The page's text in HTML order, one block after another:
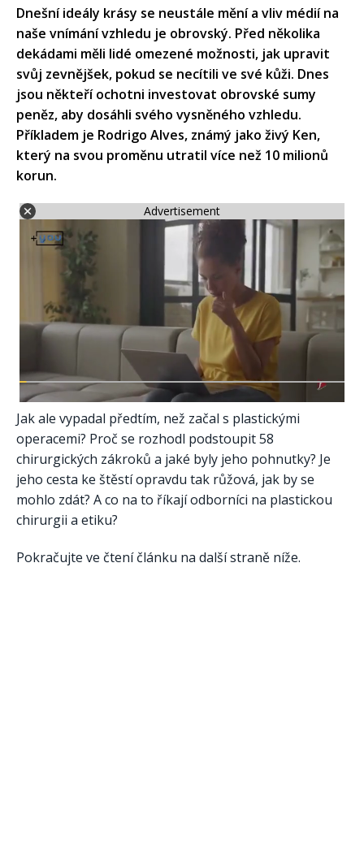
Dnešní ideály krásy se neustále mění a vliv médií na
naše vnímání vzhledu je obrovský. Před několika
dekádami měli lidé omezené možnosti, jak upravit
svůj zevnějšek, pokud se necítili ve své kůži. Dnes
jsou někteří ochotni investovat obrovské sumy
peněz, aby dosáhli svého vysněného vzhledu.
Příkladem je Rodrigo Alves, známý jako živý Ken,
který na svou proměnu utratil více než 10 milionů
korun.
Advertisement
Jak ale vypadal předtím, než začal s plastickými
operacemi? Proč se rozhodl podstoupit 58
chirurgických zákroků a jaké byly jeho pohnutky? Je
jeho cesta ke štěstí opravdu tak růžová, jak by se
mohlo zdát? A co na to říkají odborníci na plastickou
chirurgii a etiku?
Pokračujte ve čtení článku na další straně níže.